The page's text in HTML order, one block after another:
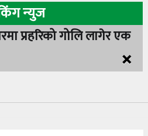
न्युज
प्रहरिको गोलि लागेर एक
×